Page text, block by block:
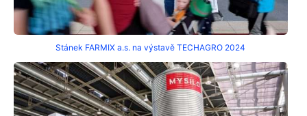
Stánek FARMIX a.s. na výstavě TECHAGRO 2024